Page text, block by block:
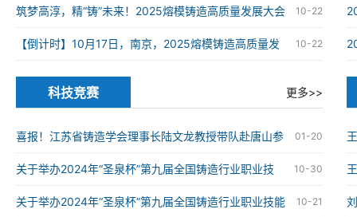
铸造高质量发展大会在南京举办 10-22
筑梦高淳，精“铸”未来！2025熔模铸造高质量发展大会
在南京高淳成功举办 10-22
【倒计时】10月17日，南京，2025熔模铸造高质量发
展大会
科技竞赛 更多>>
01-20
喜报！江苏省铸造学会理事长陆文龙教授带队赴唐山参
加第九届全国铸造行业职业技能竞赛并获奖 10-30
关于举办2024年“圣泉杯”第九届全国铸造行业职业技
能竞赛的通知 10-21
关于举办2024年“圣泉杯”第九届全国铸造行业职业技能